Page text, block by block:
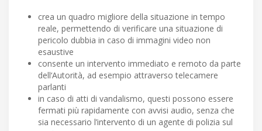
crea un quadro migliore della situazione in tempo
reale, permettendo di verificare una situazione di
pericolo dubbia in caso di immagini video non
esaustive
consente un intervento immediato e remoto da parte
dell‘Autorità, ad esempio attraverso telecamere
parlanti
in caso di atti di vandalismo, questi possono essere
fermati più rapidamente con avvisi audio, senza che
sia necessario l’intervento di un agente di polizia sul